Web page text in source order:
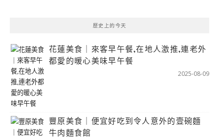
歷史上的今天
花蓮美食｜來客早午餐,在地人激推,連老外
都愛的暖心美味早午餐
2025-08-09
豐原美食｜便宜好吃到令人意外的壹碗麵
牛肉麵食館